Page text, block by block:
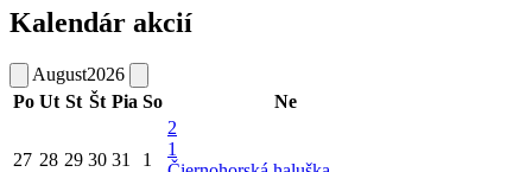
Kalendár akcií
August2026
Po Ut St Št Pia So Ne
27 28 29 30 31 1
2
1